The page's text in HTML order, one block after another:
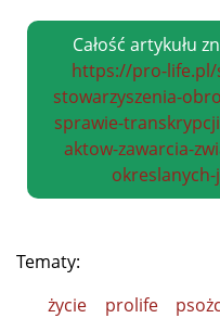
Całość artykułu
https://pro-life.pl/
stowarzyszenia-
sprawie-
aktow-zawarcia-
Tematy:
życie
prolife